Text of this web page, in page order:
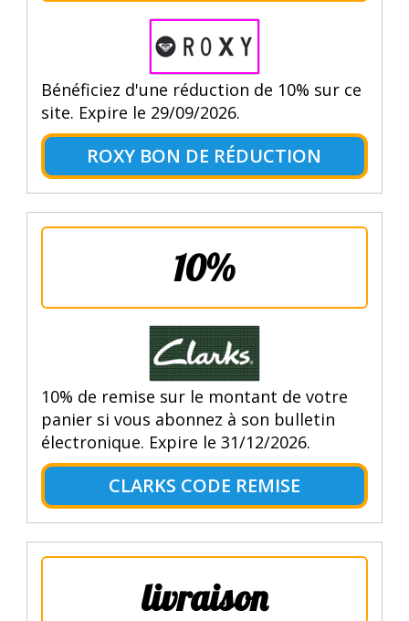
Bénéficiez d'une réduction de 10% sur ce
site. Expire le 29/09/2026.
ROXY BON DE RÉDUCTION
10%
10% de remise sur le montant de votre
panier si vous abonnez à son bulletin
électronique. Expire le 31/12/2026.
CLARKS CODE REMISE
livraison